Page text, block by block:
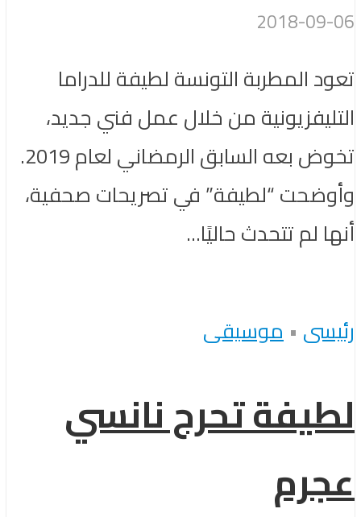
2018-09-06
تعود المطربة التونسة لطيفة للدراما
التليفزيونية من خلال عمل فني جديد،
تخوض بعه السابق الرمضاني لعام 2019.
وأوضحت “لطيفة” في تصريحات صحفية،
أنها لم تتحدث حاليًا...
رئيسى •موسيقى
لطيفة تحرج نانسي
عجرم